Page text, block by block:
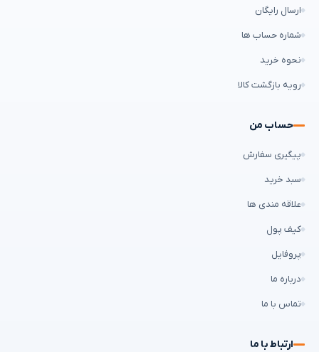
ارسال رایگان
شماره حساب ها
نحوه خرید
رویه بازگشت کالا
حساب من
پیگیری سفارش
سبد خرید
علاقه مندی ها
کیف پول
پروفایل
درباره ما
تماس با ما
ارتباط با ما